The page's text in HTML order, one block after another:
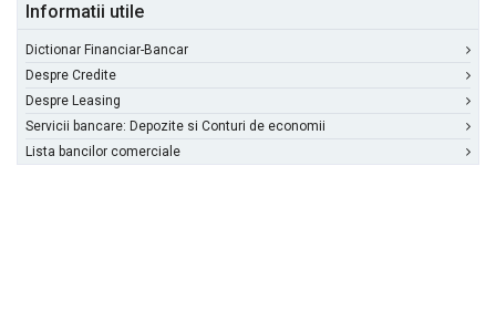
Informatii utile
Dictionar Financiar-Bancar
Despre Credite
Despre Leasing
Servicii bancare: Depozite si Conturi de economii
Lista bancilor comerciale